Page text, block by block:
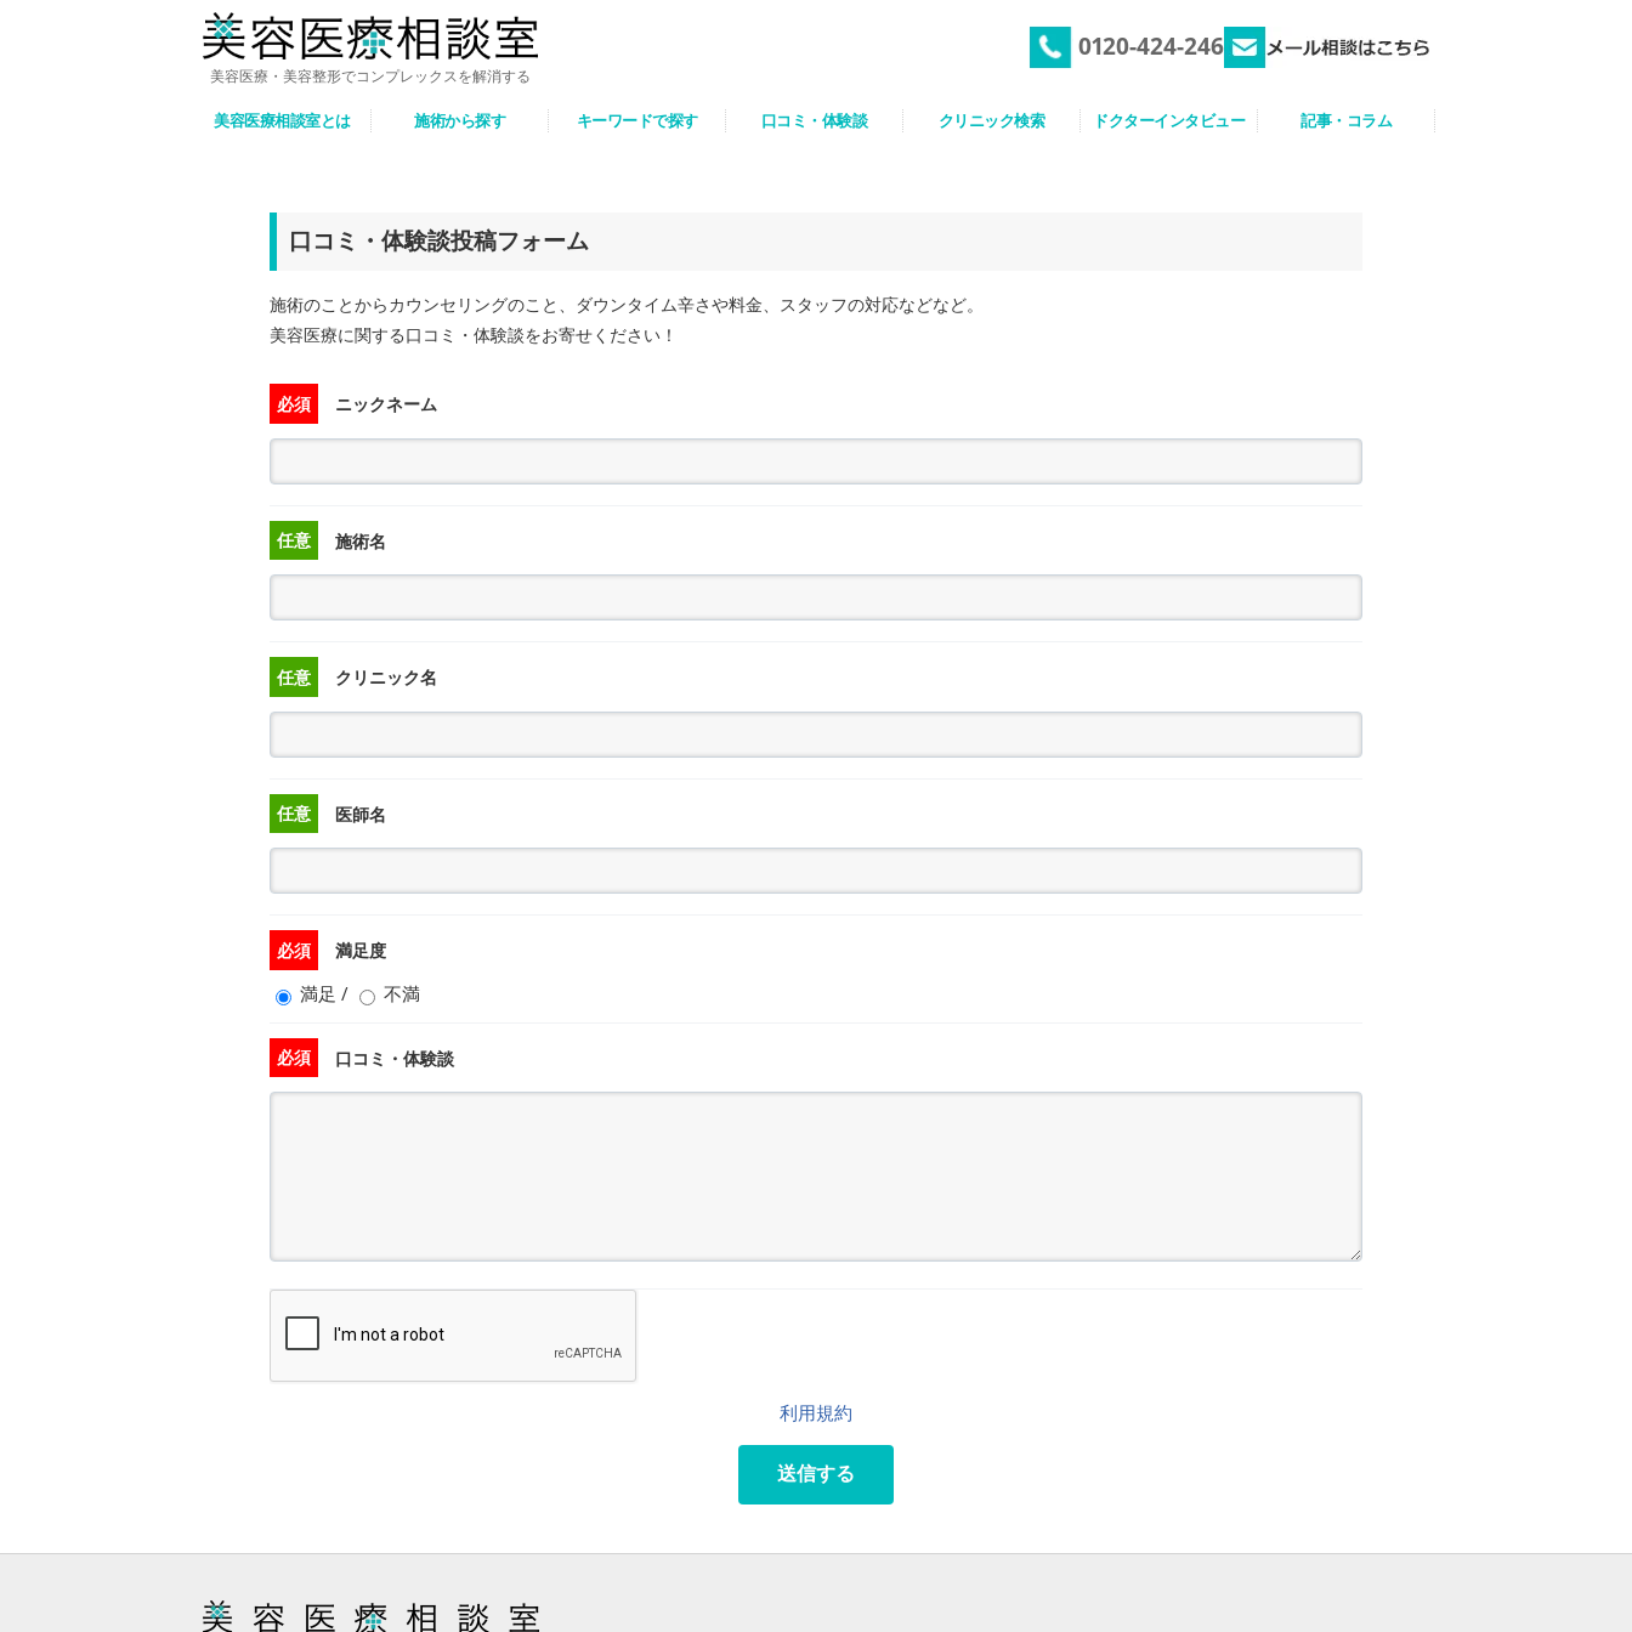
美容医療・美容整形でコンプレックスを解消する
0120-424-246
美容医療相談室とは 施術から探す キーワードで探す 口コミ・体験談 クリニック検索 ドクターインタビュー 記事・コラム
口コミ・体験談投稿フォーム
施術のことからカウンセリングのこと、ダウンタイム辛さや料金、スタッフの対応などなど。
美容医療に関する口コミ・体験談をお寄せください！
必須 ニックネーム
任意 施術名
任意 クリニック名
任意 医師名
必須 満足度
満足 / 不満
必須 口コミ・体験談
利用規約
送信する